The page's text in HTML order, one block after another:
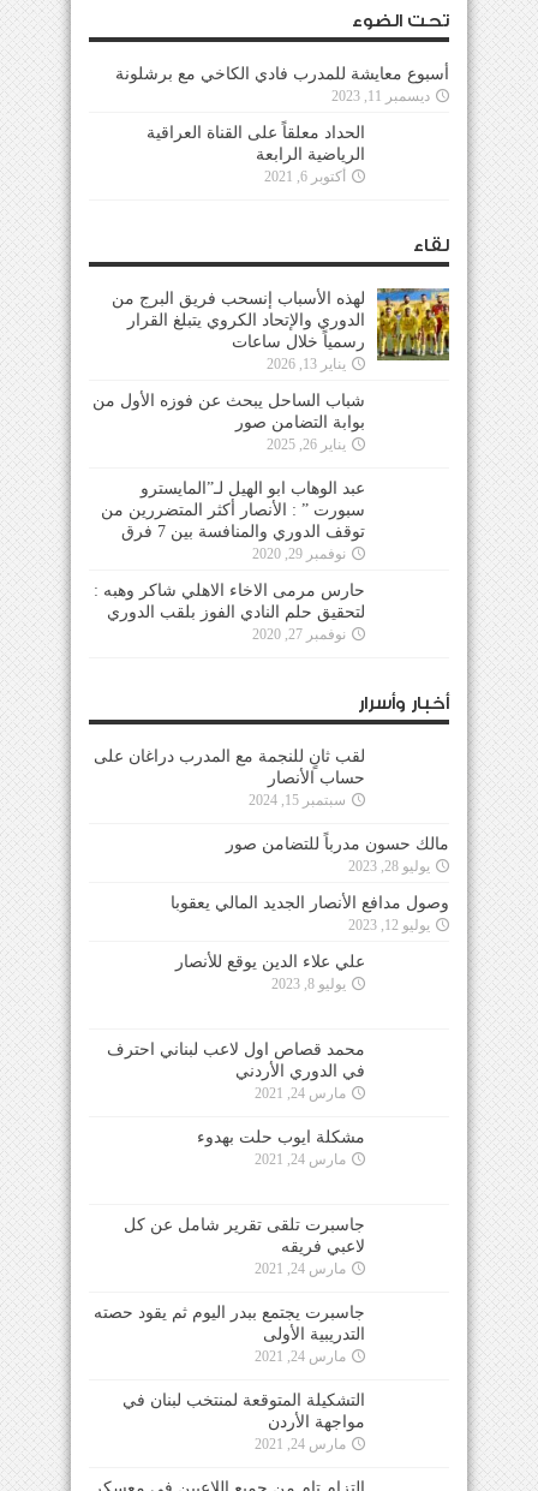
تحت الضوء
أسبوع معايشة للمدرب فادي الكاخي مع برشلونة
ديسمبر 11, 2023
الحداد معلقاً على القناة العراقية
الرياضية الرابعة
أكتوبر 6, 2021
لقاء
لهذه الأسباب إنسحب فريق البرج من
الدوري والإتحاد الكروي يتبلغ القرار
رسمياً خلال ساعات
يناير 13, 2026
شباب الساحل يبحث عن فوزه الأول من
بوابة التضامن صور
يناير 26, 2025
عبد الوهاب ابو الهيل لـ”المايسترو
سبورت ” : الأنصار أكثر المتضررين من
توقف الدوري والمنافسة بين 7 فرق
نوفمبر 29, 2020
حارس مرمى الاخاء الاهلي شاكر وهبه :
لتحقيق حلم النادي الفوز بلقب الدوري
نوفمبر 27, 2020
أخبار وأسرار
لقب ثانٍ للنجمة مع المدرب دراغان على
حساب الأنصار
سبتمبر 15, 2024
مالك حسون مدرباً للتضامن صور
يوليو 28, 2023
وصول مدافع الأنصار الجديد المالي يعقوبا
يوليو 12, 2023
علي علاء الدين يوقع للأنصار
يوليو 8, 2023
محمد قصاص اول لاعب لبناني احترف
في الدوري الأردني
مارس 24, 2021
مشكلة ايوب حلت بهدوء
مارس 24, 2021
جاسبرت تلقى تقرير شامل عن كل
لاعبي فريقه
مارس 24, 2021
جاسبرت يجتمع ببدر اليوم ثم يقود حصته
التدريبية الأولى
مارس 24, 2021
التشكيلة المتوقعة لمنتخب لبنان في
مواجهة الأردن
مارس 24, 2021